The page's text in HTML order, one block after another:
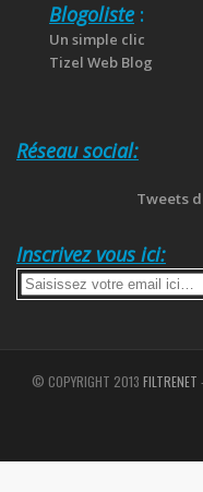
Blogoliste :
Un simple clic
Tizel Web Blog
Réseau social:
Tweets
Inscrivez vous ici:
© COPYRIGHT 2013 FILTRENET